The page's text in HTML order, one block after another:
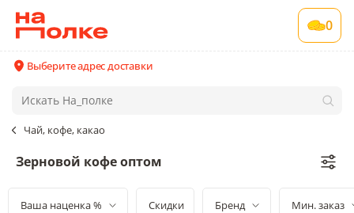
0
Выберите адрес доставки
Чай, кофе, какао
Зерновой кофе оптом
Ваша наценка % Скидки Бренд Мин. заказ